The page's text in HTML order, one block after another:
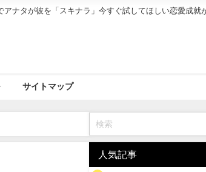
ナタが彼を「スキナラ」今すぐ試してほしい恋愛成就
サイトマップ
人気記事